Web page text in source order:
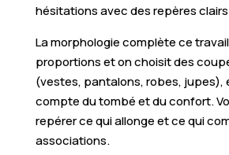
hésitations avec des repères
La morphologie complète ce
proportions et on choisit des
(vestes, pantalons, robes, jupes),
compte du tombé et du confort.
repérer ce qui allonge et ce qui
associations.